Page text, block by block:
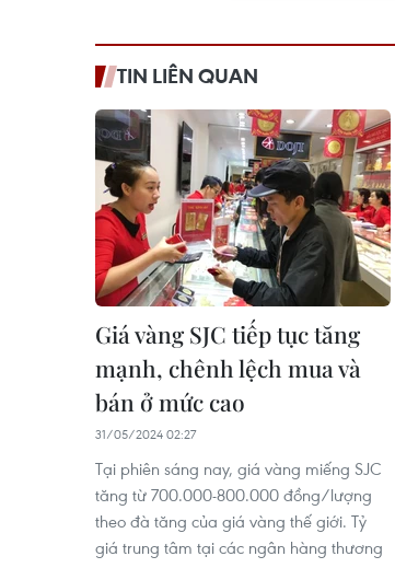
TIN LIÊN QUAN
Giá vàng SJC tiếp tục tăng
mạnh, chênh lệch mua và
bán ở mức cao
31/05/2024 02:27
Tại phiên sáng nay, giá vàng miếng SJC
tăng từ 700.000-800.000 đồng/lượng
theo đà tăng của giá vàng thế giới. Tỷ
giá trung tâm tại các ngân hàng thương